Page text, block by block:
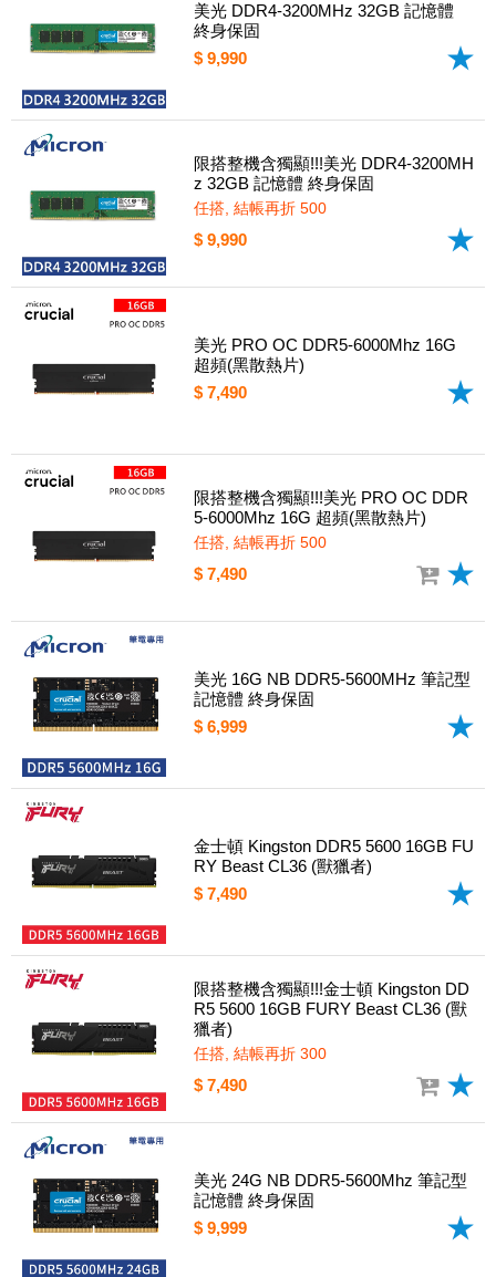
美光 DDR4-3200MHz 32GB 記憶體
終身保固
$ 9,990
限搭整機含獨顯!!!美光 DDR4-3200MH
z 32GB 記憶體 終身保固
任搭, 結帳再折 500
$ 9,990
美光 PRO OC DDR5-6000Mhz 16G
超頻(黑散熱片)
$ 7,490
限搭整機含獨顯!!!美光 PRO OC DDR
5-6000Mhz 16G 超頻(黑散熱片)
任搭, 結帳再折 500
$ 7,490
美光 16G NB DDR5-5600MHz 筆記型
記憶體 終身保固
$ 6,999
金士頓 Kingston DDR5 5600 16GB FU
RY Beast CL36 (獸獵者)
$ 7,490
限搭整機含獨顯!!!金士頓 Kingston DD
R5 5600 16GB FURY Beast CL36 (獸
獵者)
任搭, 結帳再折 300
$ 7,490
美光 24G NB DDR5-5600Mhz 筆記型
記憶體 終身保固
$ 9,999